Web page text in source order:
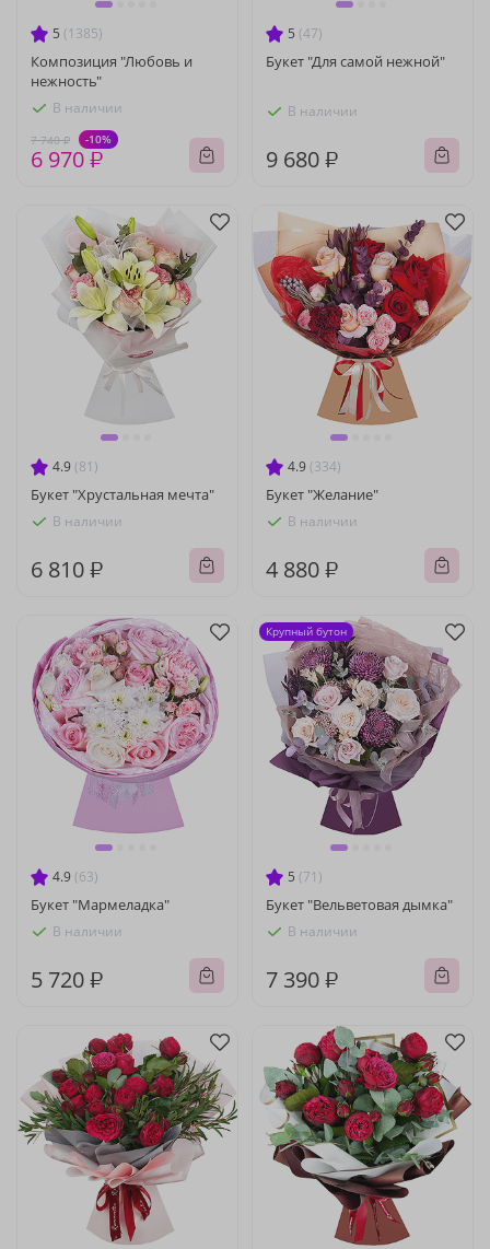
5 (1385)
Композиция "Любовь и
нежность"
В наличии
7 740 ₽ -10%
6 970 ₽
5 (47)
Букет "Для самой нежной"
В наличии
9 680 ₽
4.9 (81)
Букет "Хрустальная мечта"
В наличии
6 810 ₽
4.9 (334)
Букет "Желание"
В наличии
4 880 ₽
4.9 (63)
Букет "Мармеладка"
В наличии
5 720 ₽
5 (71)
Букет "Вельветовая дымка"
В наличии
7 390 ₽
Крупный бутон